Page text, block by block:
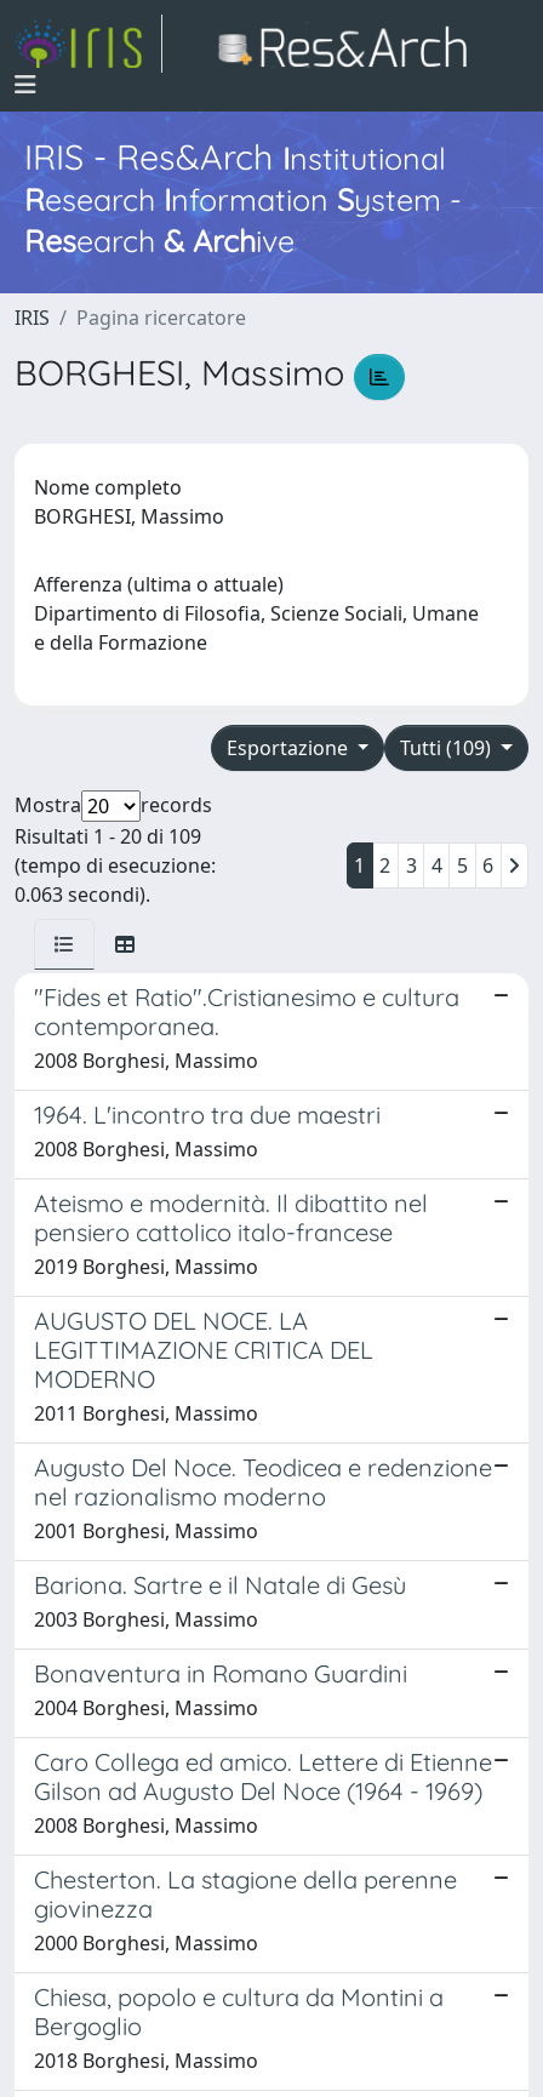
IRIS - Res&ArchInstitutional
Research InformationSystem -
Research & Archive
IRIS Pagina ricercatore
BORGHESI, Massimo
Nome completo
BORGHESI, Massimo
Afferenza (ultima o attuale)
Dipartimento di Filosofia, Scienze Sociali, Umane
e della Formazione
Tutti (109)
Esportazione
Mostra
records
Risultati 1 - 20 di 109
(tempo di esecuzione:
0.063 secondi).
1 2 3 4 5 6
"Fides et Ratio".Cristianesimo e cultura
contemporanea.
2008 Borghesi, Massimo
1964. L'incontro tra due maestri
2008 Borghesi, Massimo
Ateismo e modernità. Il dibattito nel
pensiero cattolico italo-francese
2019 Borghesi, Massimo
AUGUSTO DEL NOCE. LA
LEGITTIMAZIONE CRITICA DEL
MODERNO
2011 Borghesi, Massimo
Augusto Del Noce. Teodicea e redenzione
nel razionalismo moderno
2001 Borghesi, Massimo
Bariona. Sartre e il Natale di Gesù
2003 Borghesi, Massimo
Bonaventura in Romano Guardini
2004 Borghesi, Massimo
Caro Collega ed amico. Lettere di Etienne
Gilson ad Augusto Del Noce (1964 - 1969)
2008 Borghesi, Massimo
Chesterton. La stagione della perenne
giovinezza
2000 Borghesi, Massimo
Chiesa, popolo e cultura da Montini a
Bergoglio
2018 Borghesi, Massimo